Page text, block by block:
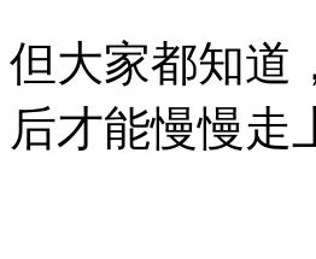
但大家都知道
后才能慢慢走